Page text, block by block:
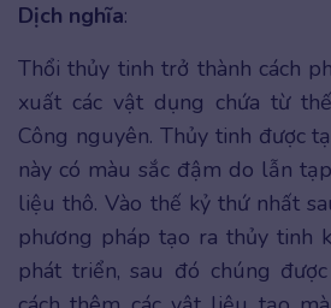
Dịch nghĩa:
Thổi thủy tinh trở thành cách
xuất các vật dụng chứa từ
Công nguyên. Thủy tinh được
này có màu sắc đậm do lẫn
liệu thô. Vào thế kỷ thứ nhất
phương pháp tạo ra thủy tinh
phát triển, sau đó chúng